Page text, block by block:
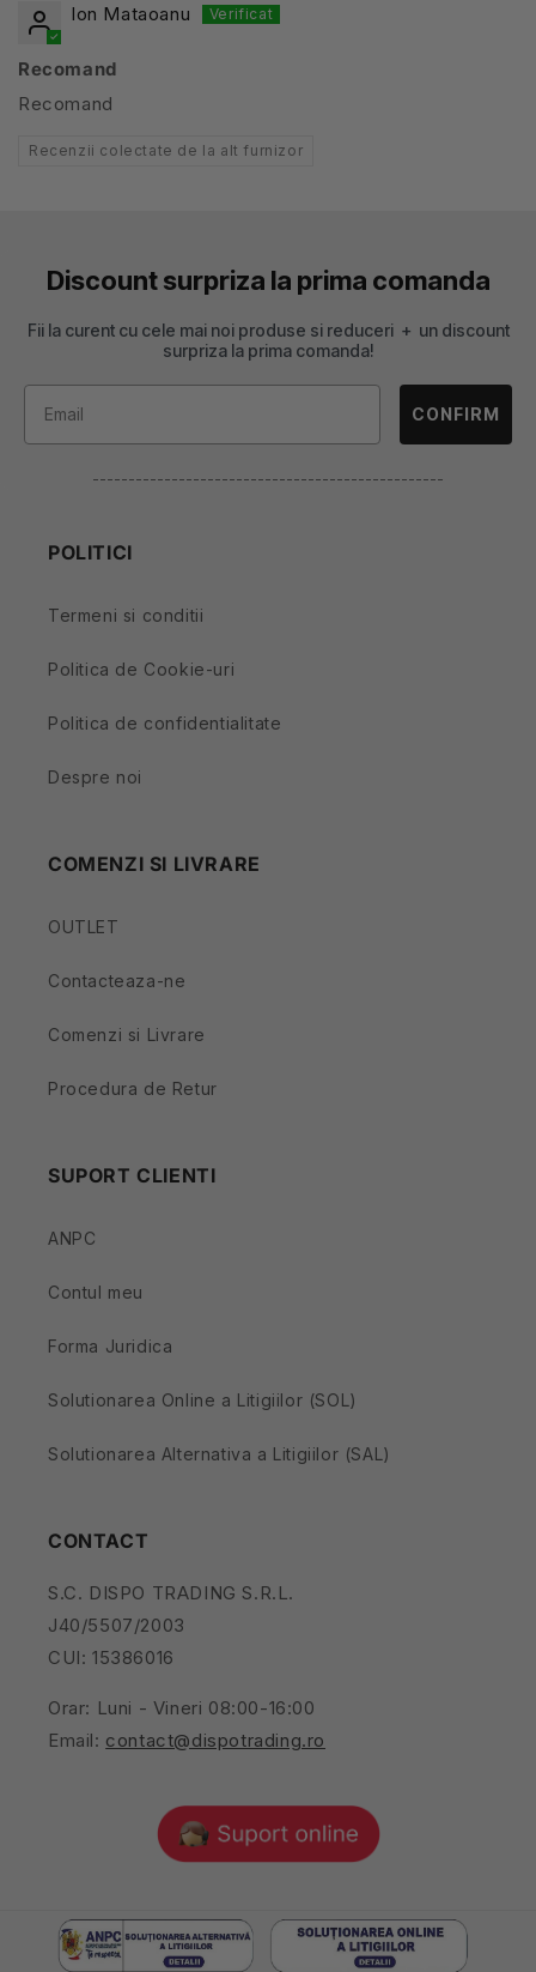
Ion Mataoanu
Recomand
Recomand
Recenzii colectate de la alt furnizor
Discount surpriza la prima comanda
Fii la curent cu cele mai noi produse si reduceri + un discount
surpriza la prima comanda!
CONFIRM
-------------------------------------------------
POLITICI
Termeni si conditii
Politica de Cookie-uri
Politica de confidentialitate
Despre noi
COMENZI SI LIVRARE
OUTLET
Contacteaza-ne
Comenzi si Livrare
Procedura de Retur
SUPORT CLIENTI
ANPC
Contul meu
Forma Juridica
Solutionarea Online a Litigiilor (SOL)
Solutionarea Alternativa a Litigiilor (SAL)
CONTACT
S.C. DISPO TRADING S.R.L.
J40/5507/2003
CUI: 15386016
Orar: Luni - Vineri 08:00-16:00
Email: contact@dispotrading.ro